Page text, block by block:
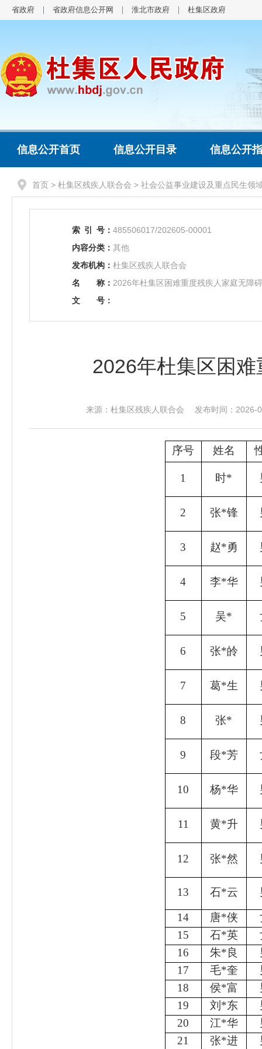
省政府 省政府信息公开网 淮北市政府 杜集区政府
信息公开首页 信息公开目录 信息公开
首页 > 杜集区残疾人联合会 > 社会公益事业建设及重点民生领
索 引 号： 485506017/202605-00001
内容分类： 其他
发布机构： 杜集区残疾人联合会
名
称： 2026年杜集区困难重度残疾人家庭无障
文
号：
2026年杜集区困
来源：杜集区残疾人联合会 发布时间：
序号 姓名
1 时*
2 张*锋
3 赵*勇
4 李*华
5 吴*
6 张*皊
7 葛*生
8 张*
9 段*芳
10 杨*华
11 黄*升
12 张*然
13 石*云
14 唐*侠
15
石*英
16
朱*良
17
毛*奎
18
侯*富
19
刘 *东
20
江*华
21
张*进